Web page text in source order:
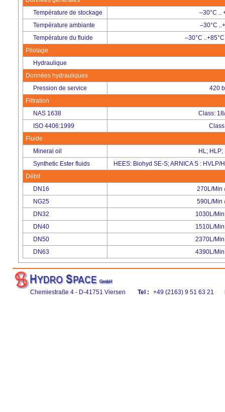
Température de stockage
–30°C ..
Température ambiante
–30°C
Température du fluide
–30°C
Pilotage
Hydraulique
Données hydrauliques
Pression de service
420
Filtration
NAS 1638
Class:
ISO 4406:1999
Fluide
Mineral oil
HL; HLP;
Synthetic Ester fluids
HEES: Biohyd SE-S; ARNICA S :
Débit
DN16
270L/Min
NG25
590L/Min
DN32
1030L/
DN40
1510L/
DN50
2370L/
DN63
4390L/
Chemiestraße 4 - D-41751 Viersen Tel : +49 (2163) 9 51 63 21